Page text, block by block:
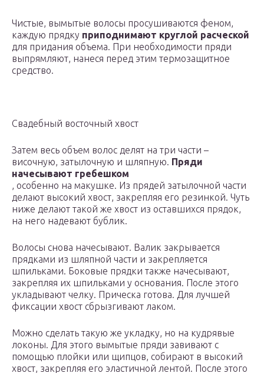
Чистые, вымытые волосы просушиваются феном,
каждую прядку приподнимают круглой расческой
для придания объема. При необходимости пряди
выпрямляют, нанеся перед этим термозащитное
средство.
Свадебный восточный хвост
Затем весь объем волос делят на три части –
височную, затылочную и шляпную. Пряди
начесывают гребешком
, особенно на макушке. Из прядей затылочной части
делают высокий хвост, закрепляя его резинкой. Чуть
ниже делают такой же хвост из оставшихся прядок,
на него надевают бублик.
Волосы снова начесывают. Валик закрывается
прядками из шляпной части и закрепляется
шпильками. Боковые прядки также начесывают,
закрепляя их шпильками у основания. После этого
укладывают челку. Прическа готова. Для лучшей
фиксации хвост сбрызгивают лаком.
Можно сделать такую же укладку, но на кудрявые
локоны. Для этого вымытые пряди завивают с
помощью плойки или щипцов, собирают в высокий
хвост, закрепляя его эластичной лентой. После этого